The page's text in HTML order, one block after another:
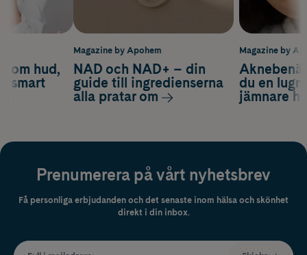
Magazine by
du en
jämnare
om hud,
smart
Magazine by Apohem
NAD och NAD+ – din
guide till ingredienserna
alla pratar om
Prenumerera på vårt nyhetsbrev
Få personliga erbjudanden och det senaste inom hälsa och skönhet
direkt i din inbox.